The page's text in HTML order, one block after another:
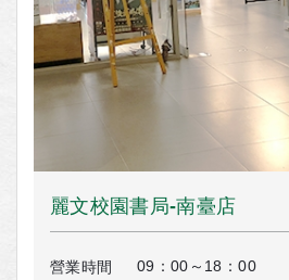
麗文校園書局-南臺店
營業時間
09：00～18：00